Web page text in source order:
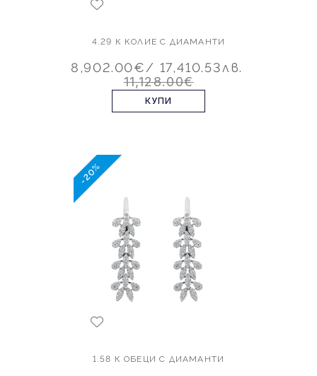
4.29 К КОЛИЕ С ДИАМАНТИ
8,902.00€/ 17,410.53лв.
11,128.00€
КУПИ
-20%
1.58 К ОБЕЦИ С ДИАМАНТИ